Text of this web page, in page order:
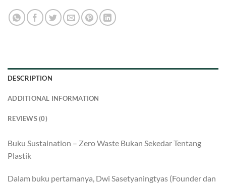
DESCRIPTION
ADDITIONAL INFORMATION
REVIEWS (0)
Buku Sustaination – Zero Waste Bukan Sekedar Tentang
Plastik
Dalam buku pertamanya, Dwi Sasetyaningtyas (Founder dan